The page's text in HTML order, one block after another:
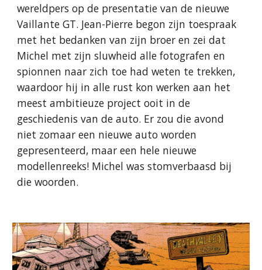
wereldpers op de presentatie van de nieuwe
Vaillante GT. Jean-Pierre begon zijn toespraak
met het bedanken van zijn broer en zei dat
Michel met zijn sluwheid alle fotografen en
spionnen naar zich toe had weten te trekken,
waardoor hij in alle rust kon werken aan het
meest ambitieuze project ooit in de
geschiedenis van de auto. Er zou die avond
niet zomaar een nieuwe auto worden
gepresenteerd, maar een hele nieuwe
modellenreeks! Michel was stomverbaasd bij
die woorden.